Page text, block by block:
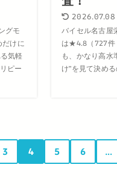
グモ
だけに
気軽
ピー
2026.07.08
バイセル名古屋
は★4.8（727件
も、かなり高水
け”を見て決め
3 4 5 6 …